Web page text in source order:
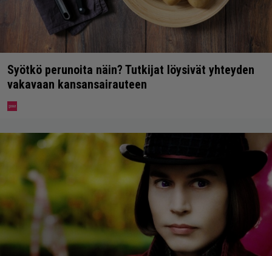
Syötkö perunoita näin? Tutkijat löysivät yhteyden
vakavaan kansansairauteen